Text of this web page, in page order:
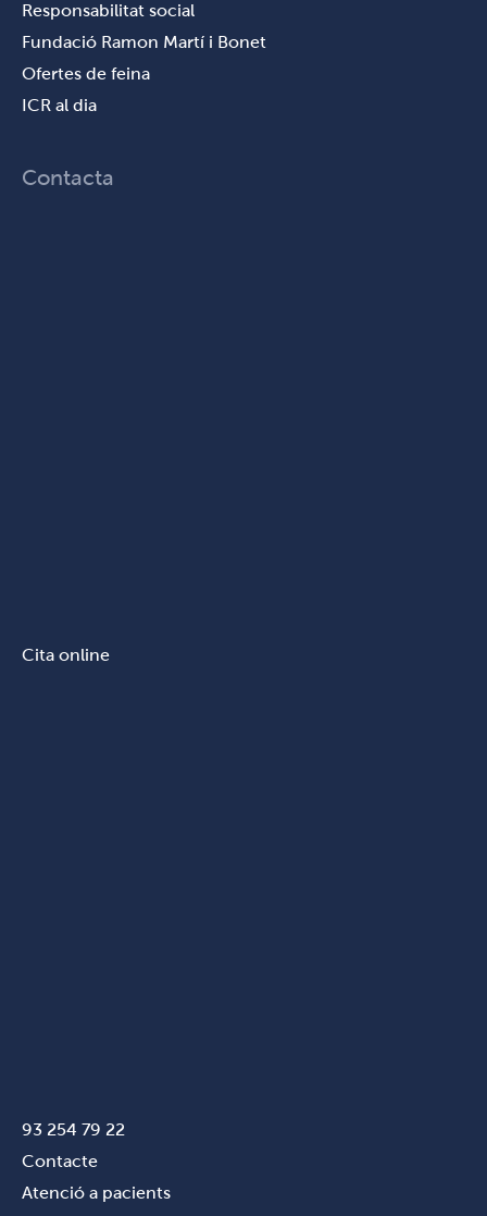
Responsabilitat social
Fundació Ramon Martí i Bonet
Ofertes de feina
ICR al dia
Contacta
Cita online
93 254 79 22
Contacte
Atenció a pacients